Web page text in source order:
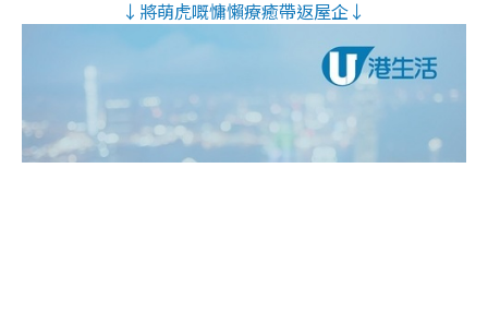
↓將萌虎嘅慵懶療癒帶返屋企↓